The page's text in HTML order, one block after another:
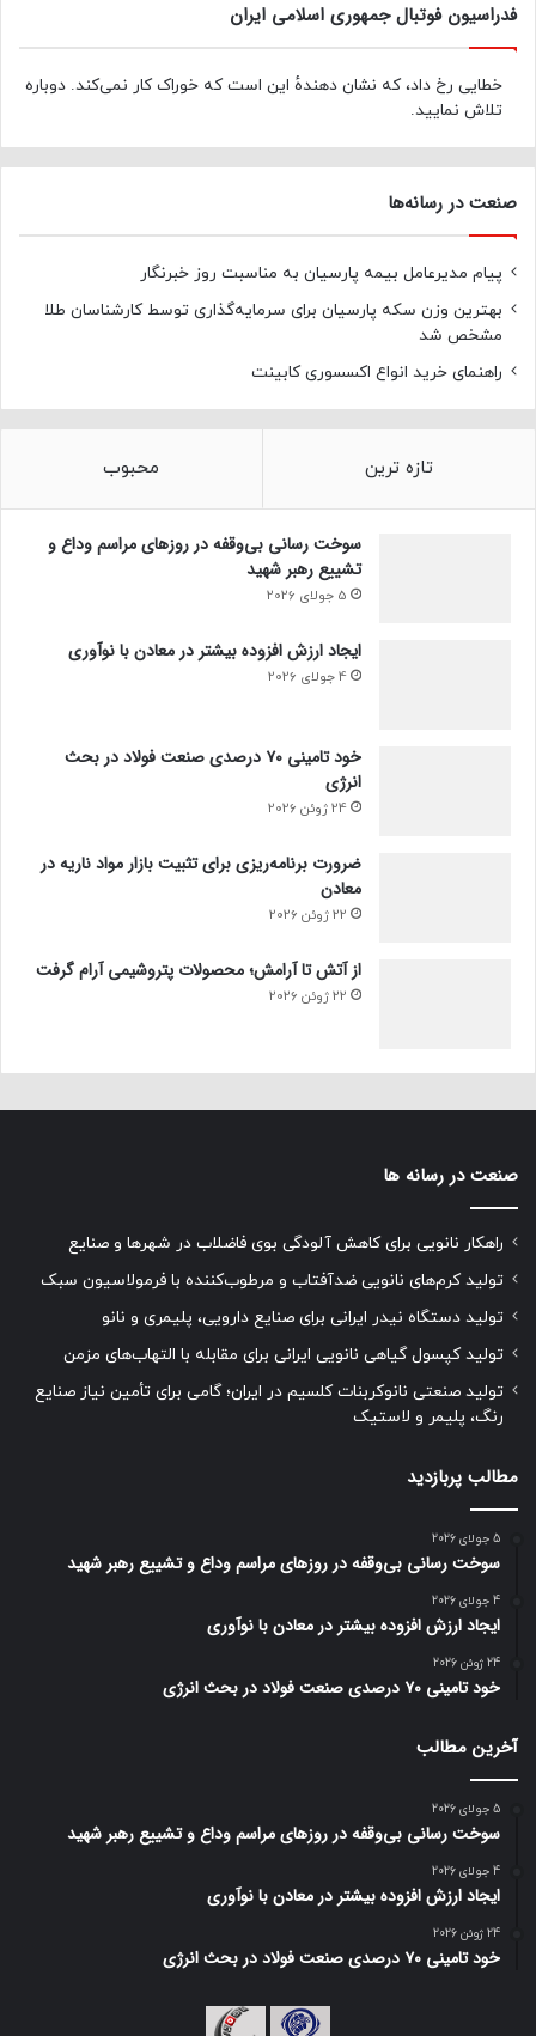
فدراسیون فوتبال جمهوری اسلامی ایران
خطایی رخ داد، که نشان دهندهٔ این است که خوراک کار نمی‌کند. دوباره
تلاش نمایید.
صنعت در رسانه‌ها
پیام مدیرعامل بیمه پارسیان به مناسبت روز خبرنگار
بهترین وزن سکه پارسیان برای سرمایه‌گذاری توسط کارشناسان طلا
مشخص شد
راهنمای خرید انواع اکسسوری کابینت
تازه ترین محبوب
سوخت رسانی بی‌وقفه در روز‌های مراسم وداع و
تشییع رهبر شهید
5 جولای 2026
ایجاد ارزش افزوده بیشتر در معادن با نوآوری
4 جولای 2026
خود تامینی ۷۰ درصدی صنعت فولاد در بحث
انرژی
24 ژوئن 2026
ضرورت برنامه‌ریزی برای تثبیت بازار مواد ناریه در
معادن
22 ژوئن 2026
از آتش تا آرامش؛ محصولات پتروشیمی آرام گرفت
22 ژوئن 2026
صنعت در رسانه ها
راهکار نانویی برای کاهش آلودگی بوی فاضلاب در شهرها و صنایع
تولید کرم‌های نانویی ضدآفتاب و مرطوب‌کننده با فرمولاسیون سبک
تولید دستگاه نیدر ایرانی برای صنایع دارویی، پلیمری و نانو
تولید کپسول گیاهی نانویی ایرانی برای مقابله با التهاب‌های مزمن
تولید صنعتی نانوکربنات کلسیم در ایران؛ گامی برای تأمین نیاز صنایع
رنگ، پلیمر و لاستیک
مطالب پربازدید
5 جولای 2026
سوخت رسانی بی‌وقفه در روز‌های مراسم وداع و تشییع رهبر شهید
4 جولای 2026
ایجاد ارزش افزوده بیشتر در معادن با نوآوری
24 ژوئن 2026
خود تامینی ۷۰ درصدی صنعت فولاد در بحث انرژی
آخرین مطالب
5 جولای 2026
سوخت رسانی بی‌وقفه در روز‌های مراسم وداع و تشییع رهبر شهید
4 جولای 2026
ایجاد ارزش افزوده بیشتر در معادن با نوآوری
24 ژوئن 2026
خود تامینی ۷۰ درصدی صنعت فولاد در بحث انرژی